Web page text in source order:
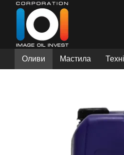
Перейти до основного контенту
Оливи Мастила